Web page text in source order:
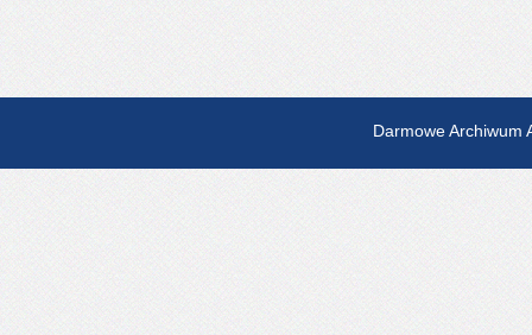
Darmowe Archiwum